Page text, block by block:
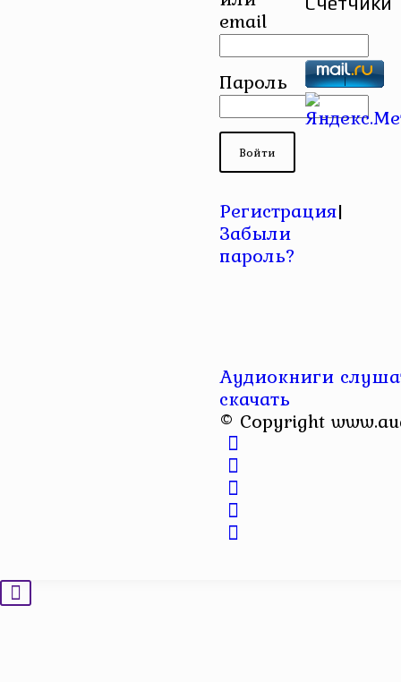
email
Пароль
Регистрация|
Забыли
пароль?
Аудиокниги
скачать
© Copyright